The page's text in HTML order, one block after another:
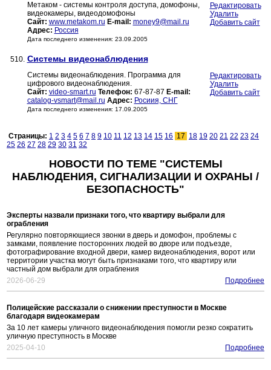
Метаком - системы контроля доступа, домофоны,
видеокамеры, видеодомофоны
Сайт: www.metakom.ru E-mail: money9@mail.ru
Адрес: Россия
Дата последнего изменения: 23.09.2005
Редактировать
Удалить
Добавить сайт
510. Системы видеонаблюдения
Системы видеонаблюдения. Программа для
цифрового видеонаблюдения.
Сайт: video-smart.ru Телефон: 67-87-87 E-mail:
catalog-vsmart@mail.ru Адрес: Росиия, СНГ
Дата последнего изменения: 17.09.2005
Редактировать
Удалить
Добавить сайт
Страницы: 1 2 3 4 5 6 7 8 9 10 11 12 13 14 15 16 17 18 19 20 21 22 23 24
25 26 27 28 29 30 31 32
НОВОСТИ ПО ТЕМЕ "СИСТЕМЫ
НАБЛЮДЕНИЯ, СИГНАЛИЗАЦИИ И ОХРАНЫ /
БЕЗОПАСНОСТЬ"
Эксперты назвали признаки того, что квартиру выбрали для
ограбления
Регулярно повторяющиеся звонки в дверь и домофон, проблемы с
замками, появление посторонних людей во дворе или подъезде,
фотографирование входной двери, камер видеонаблюдения, ворот или
территории участка могут быть признаками того, что квартиру или
частный дом выбрали для ограбления
2026-06-29
Подробнее
Полицейские рассказали о снижении преступности в Москве
благодаря видеокамерам
За 10 лет камеры уличного видеонаблюдения помогли резко сократить
уличную преступность в Москве
2025-04-10
Подробнее